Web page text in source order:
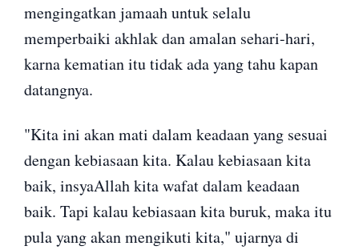
mengingatkan jamaah untuk selalu
memperbaiki akhlak dan amalan sehari-hari,
karna kematian itu tidak ada yang tahu kapan
datangnya.
"Kita ini akan mati dalam keadaan yang sesuai
dengan kebiasaan kita. Kalau kebiasaan kita
baik, insyaAllah kita wafat dalam keadaan
baik. Tapi kalau kebiasaan kita buruk, maka itu
pula yang akan mengikuti kita," ujarnya di